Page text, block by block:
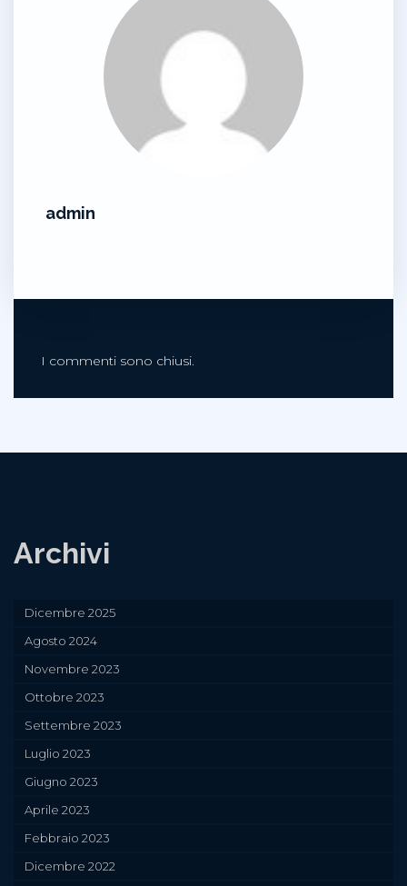
admin
I commenti sono chiusi.
Archivi
Dicembre 2025
Agosto 2024
Novembre 2023
Ottobre 2023
Settembre 2023
Luglio 2023
Giugno 2023
Aprile 2023
Febbraio 2023
Dicembre 2022